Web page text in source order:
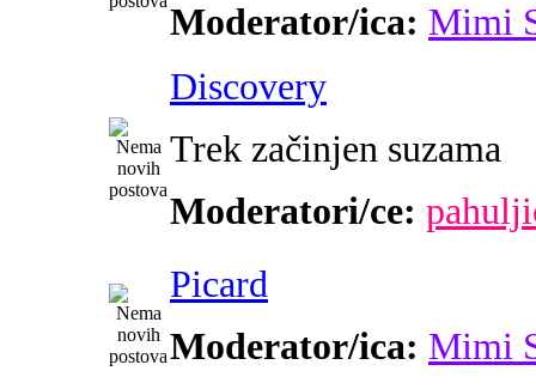
Moderator/ica: Mimi
Discovery
Trek začinjen suzama
Moderatori/ce:
Picard
Moderator/ica: Mimi